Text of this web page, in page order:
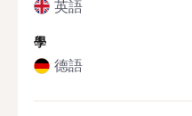
英語
學
德語